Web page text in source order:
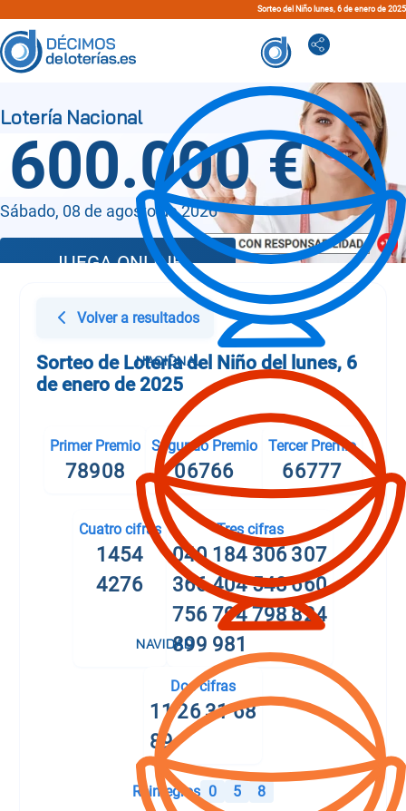
Sorteo del Niño lunes, 6 de enero de 2025
Volver a resultados
Sorteo de Lotería del Niño del lunes, 6
de enero de 2025
Primer Premio
78908
Segundo Premio
06766
Tercer Premio
66777
Cuatro cifras
1454
4276
Tres cifras
040 184 306 307
366404548660
756 794798824
899 981
Dos cifras
11 263168
89
Reintegros 0 5 8
600.000 €
Sábado, 08 de agosto de 2026
JUEGA ONLINE